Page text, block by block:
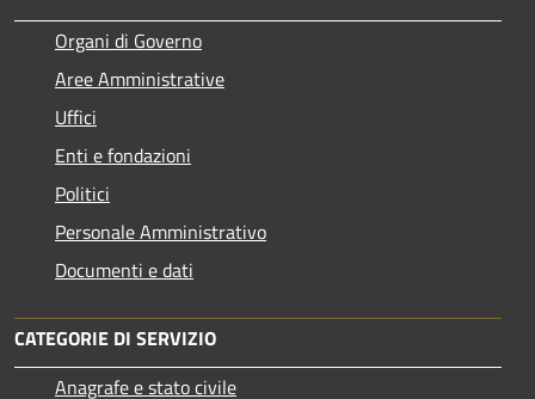
Organi di Governo
Aree Amministrative
Uffici
Enti e fondazioni
Politici
Personale Amministrativo
Documenti e dati
CATEGORIE DI SERVIZIO
Anagrafe e stato civile